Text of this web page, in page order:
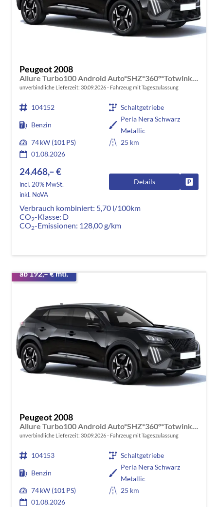
Peugeot 2008
unverbindliche Lieferzeit: 30.09.2026 Fahrzeug mit Tageszulassung
104152 Schaltgetriebe
Benzin
Perla Nera Schwarz
Metallic
74 kW (101 PS)
25 km
01.08.2026
24.468,– €
incl. 20% MwSt.
inkl. NoVA
Details
Verbrauch kombiniert: 5,70 l/100km
CO2-Klasse: D
CO2-Emissionen: 128,00 g/km
ab 192,– € mtl.
Peugeot 2008
Allure Turbo100 Android Auto*SHZ*360°*Totwinkel*Klimaauto
unverbindliche Lieferzeit: 30.09.2026 Fahrzeug mit Tageszulassung
104153 Schaltgetriebe
Benzin
Perla Nera Schwarz
Metallic
74 kW (101 PS)
25 km
01.08.2026